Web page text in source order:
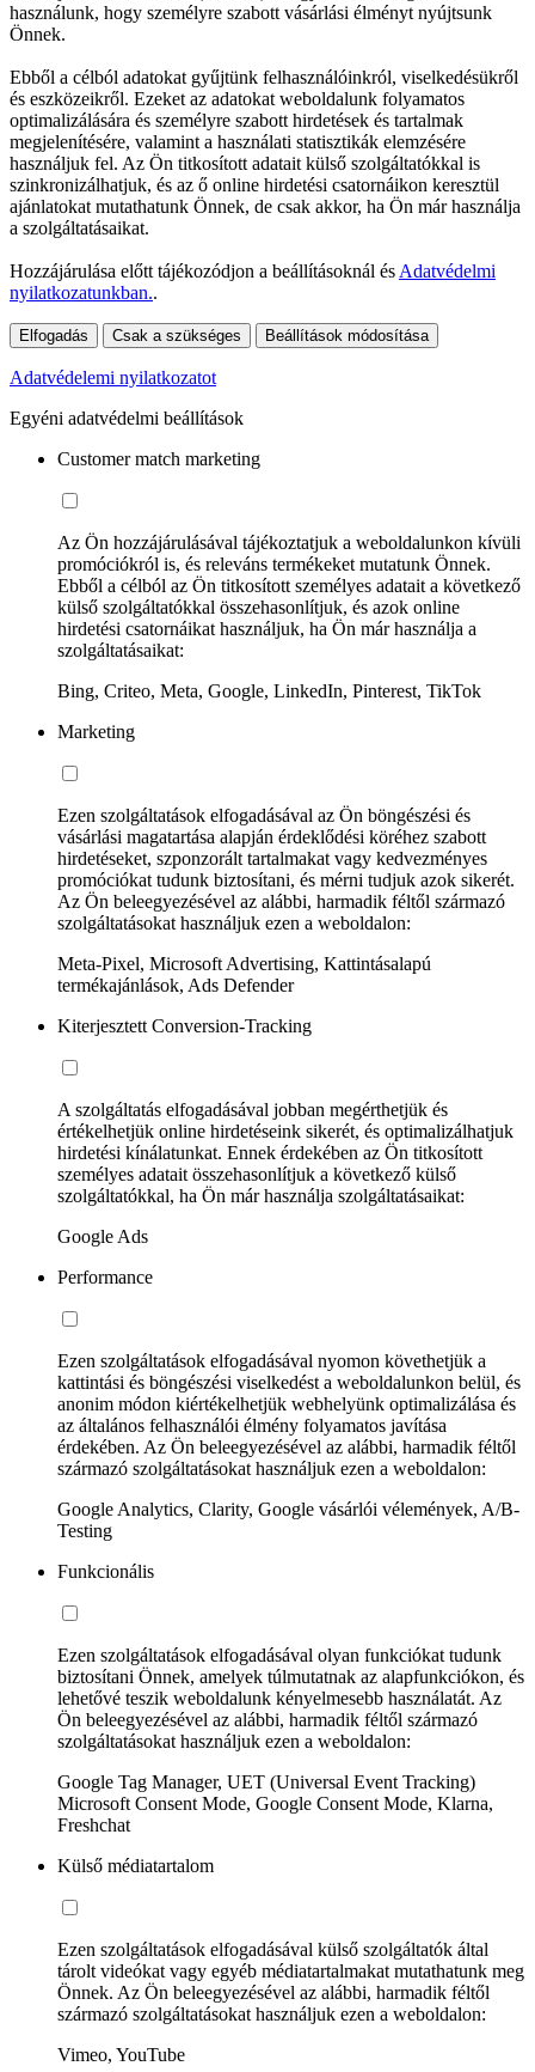
használunk, hogy személyre szabott vásárlási élményt nyújtsunk
Önnek.
Ebből a célból adatokat gyűjtünk felhasználóinkról, viselkedésükről
és eszközeikről. Ezeket az adatokat weboldalunk folyamatos
optimalizálására és személyre szabott hirdetések és tartalmak
megjelenítésére, valamint a használati statisztikák elemzésére
használjuk fel. Az Ön titkosított adatait külső szolgáltatókkal is
szinkronizálhatjuk, és az ő online hirdetési csatornáikon keresztül
ajánlatokat mutathatunk Önnek, de csak akkor, ha Ön már használja
a szolgáltatásaikat.
Hozzájárulása előtt tájékozódjon a beállításoknál és Adatvédelmi
nyilatkozatunkban..
Elfogadás Csak a szükséges Beállítások módosítása
Adatvédelemi nyilatkozatot
Egyéni adatvédelmi beállítások
Customer match marketing
Az Ön hozzájárulásával tájékoztatjuk a weboldalunkon kívüli
promóciókról is, és releváns termékeket mutatunk Önnek.
Ebből a célból az Ön titkosított személyes adatait a következő
külső szolgáltatókkal összehasonlítjuk, és azok online
hirdetési csatornáikat használjuk, ha Ön már használja a
szolgáltatásaikat:
Bing, Criteo, Meta, Google, LinkedIn, Pinterest, TikTok
Marketing
Ezen szolgáltatások elfogadásával az Ön böngészési és
vásárlási magatartása alapján érdeklődési köréhez szabott
hirdetéseket, szponzorált tartalmakat vagy kedvezményes
promóciókat tudunk biztosítani, és mérni tudjuk azok sikerét.
Az Ön beleegyezésével az alábbi, harmadik féltől származó
szolgáltatásokat használjuk ezen a weboldalon:
Meta-Pixel, Microsoft Advertising, Kattintásalapú
termékajánlások, Ads Defender
Kiterjesztett Conversion-Tracking
A szolgáltatás elfogadásával jobban megérthetjük és
értékelhetjük online hirdetéseink sikerét, és optimalizálhatjuk
hirdetési kínálatunkat. Ennek érdekében az Ön titkosított
személyes adatait összehasonlítjuk a következő külső
szolgáltatókkal, ha Ön már használja szolgáltatásaikat:
Google Ads
Performance
Ezen szolgáltatások elfogadásával nyomon követhetjük a
kattintási és böngészési viselkedést a weboldalunkon belül, és
anonim módon kiértékelhetjük webhelyünk optimalizálása és
az általános felhasználói élmény folyamatos javítása
érdekében. Az Ön beleegyezésével az alábbi, harmadik féltől
származó szolgáltatásokat használjuk ezen a weboldalon:
Google Analytics, Clarity, Google vásárlói vélemények, A/B-
Testing
Funkcionális
Ezen szolgáltatások elfogadásával olyan funkciókat tudunk
biztosítani Önnek, amelyek túlmutatnak az alapfunkciókon, és
lehetővé teszik weboldalunk kényelmesebb használatát. Az
Ön beleegyezésével az alábbi, harmadik féltől származó
szolgáltatásokat használjuk ezen a weboldalon:
Google Tag Manager, UET (Universal Event Tracking)
Microsoft Consent Mode, Google Consent Mode, Klarna,
Freshchat
Külső médiatartalom
Ezen szolgáltatások elfogadásával külső szolgáltatók által
tárolt videókat vagy egyéb médiatartalmakat mutathatunk meg
Önnek. Az Ön beleegyezésével az alábbi, harmadik féltől
származó szolgáltatásokat használjuk ezen a weboldalon:
Vimeo, YouTube